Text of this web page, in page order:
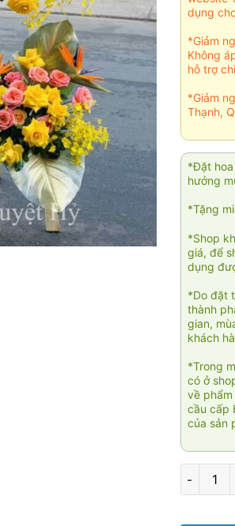
dụng
*Giảm
Không
hỗ trợ
*Giảm
Thạnh,
*Đặt hoa
hưởng
*Tặng
*Shop
giá, để
dụng
*Do đặt
thành
gian,
khách
*Trong
có ở
về
cầu cấp
của sản
Đại